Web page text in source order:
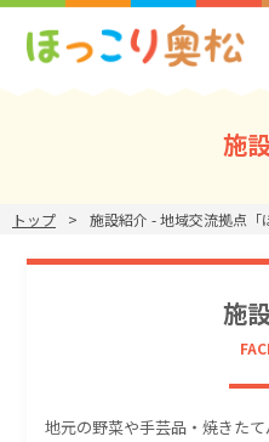
施
トップ 施設紹介 - 地域交流拠点
施
地元の野菜や手芸品・焼きた